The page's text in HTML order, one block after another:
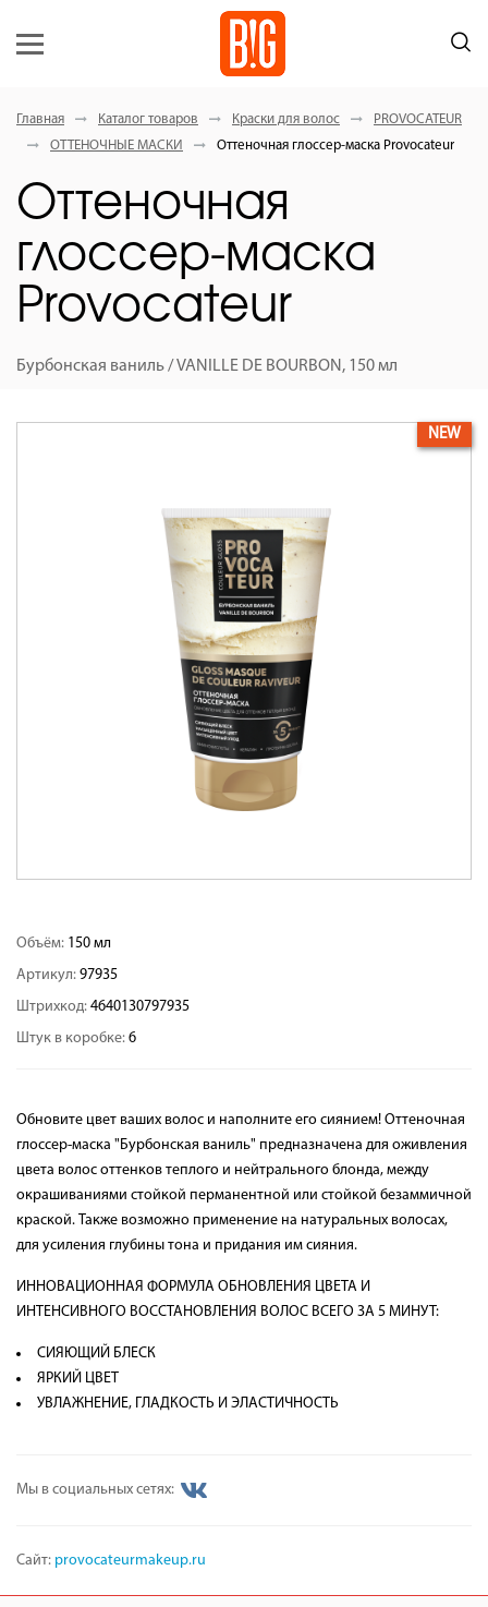
Главная Каталог товаров Краски для волос
PROVOCATEUR
ОТТЕНОЧНЫЕ МАСКИ
Оттеночная глоссер-маска Provocateur
Оттеночная
глоссер-маска
Provocateur
Бурбонская ваниль / VANILLE DE BOURBON, 150 мл
NEW
Объём: 150 мл
Артикул: 97935
Штрихкод: 4640130797935
Штук в коробке: 6
Обновите цвет ваших волос и наполните его сиянием! Оттеночная
глоссер-маска "Бурбонская ваниль" предназначена для оживления
цвета волос оттенков теплого и нейтрального блонда, между
окрашиваниями стойкой перманентной или стойкой безаммичной
краской. Также возможно применение на натуральных волосах,
для усиления глубины тона и придания им сияния.
ИННОВАЦИОННАЯ ФОРМУЛА ОБНОВЛЕНИЯ ЦВЕТА И
ИНТЕНСИВНОГО ВОССТАНОВЛЕНИЯ ВОЛОС ВСЕГО ЗА 5 МИНУТ:
СИЯЮЩИЙ БЛЕСК
ЯРКИЙ ЦВЕТ
УВЛАЖНЕНИЕ, ГЛАДКОСТЬ И ЭЛАСТИЧНОСТЬ
Мы в социальных сетях:
Сайт: provocateurmakeup.ru